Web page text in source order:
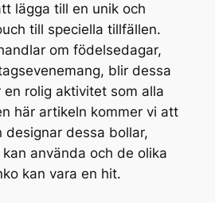
lägga till en unik och
till speciella tillfällen.
om födelsedagar,
blir dessa
rolig aktivitet som alla
här artikeln kommer vi att
designar dessa bollar,
använda och de olika
kan vara en hit.